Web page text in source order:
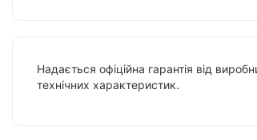
Надається офіційна гарантія від
технічних характеристик.